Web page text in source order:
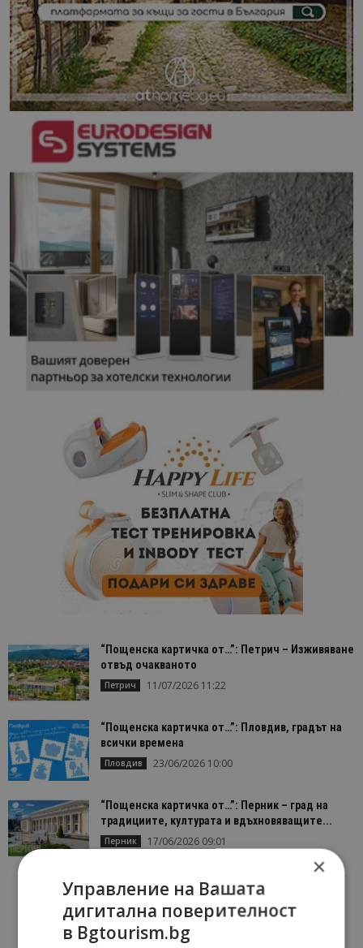
“Пощенска картичка от…”: Петрич – Изживяване
отвъд очакваното
Петрич 11/07/2026 11:22
“Пощенска картичка от…”: Пловдив, градът на
всички времена
Пловдив 23/06/2026 10:00
“Пощенска картичка от…”: Перник – град на
традициите, културата и вдъхновяващите...
Перник 17/06/2026 09:01
×
Управление на Вашата
дигитална поверителност
в Bgtourism.bg